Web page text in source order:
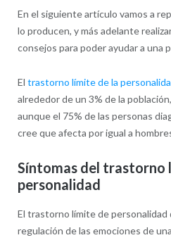
En el siguiente artículo vamos a
lo producen, y más adelante
consejos para poder ayudar a una
El trastorno límite de la
alrededor de un 3% de la
aunque el 75% de las personas
cree que afecta por igual a
Síntomas del trastorno
personalidad
El trastorno límite de personalidad
regulación de las emociones de